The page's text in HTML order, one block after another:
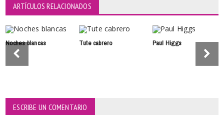
ARTÍCULOS RELACIONADOS
Noches blancas Tute cabrero Paul Higgs
ESCRIBE UN COMENTARIO